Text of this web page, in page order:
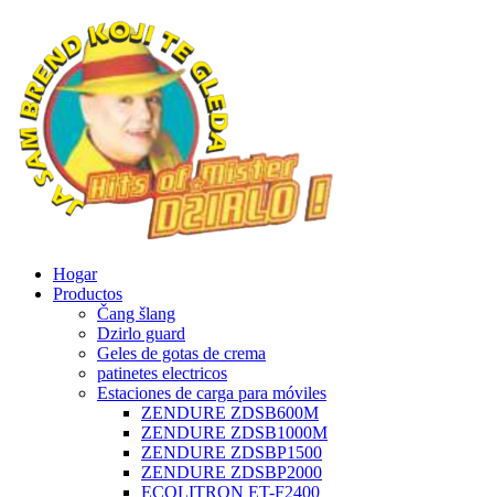
Hogar
Productos
Čang šlang
Dzirlo guard
Geles de gotas de crema
patinetes electricos
Estaciones de carga para móviles
ZENDURE ZDSB600M
ZENDURE ZDSB1000M
ZENDURE ZDSBP1500
ZENDURE ZDSBP2000
ECOLITRON ET-F2400